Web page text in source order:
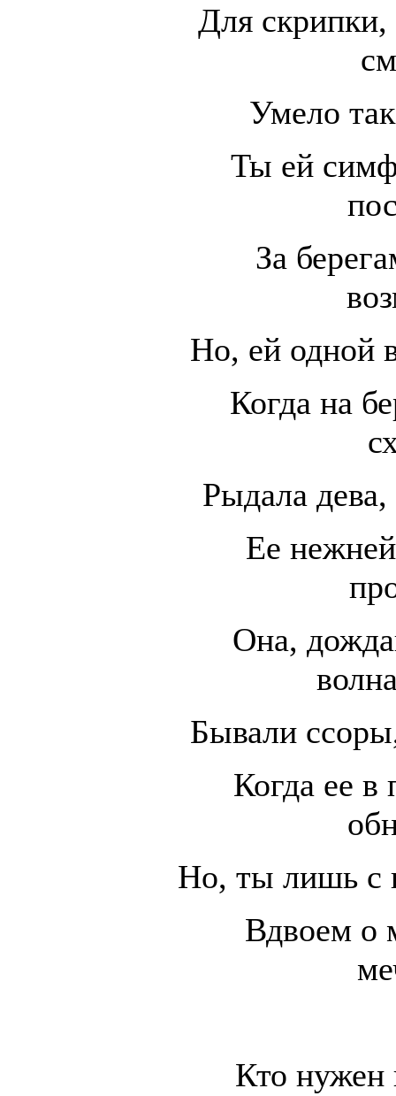
Для скрипки,
Умело
Ты ей
За
Но, ей одной
Когда на
Рыдала
Ее
Она,
Бывали
Когда ее в
Но, ты лишь с
Вдвоем о
Кто нужен